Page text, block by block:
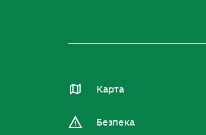
Карта
Безпека